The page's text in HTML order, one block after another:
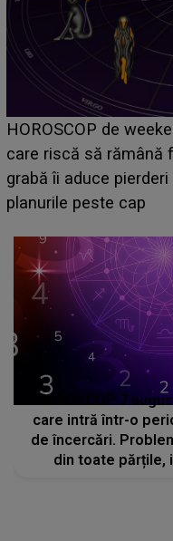
Emanuel a ținut
acum! În fața
face o MĂRTURISIRE
sa: "I-am spus și ei în
HOROSCOP 7
care intră într-o
de încercări.
din toate părțile,